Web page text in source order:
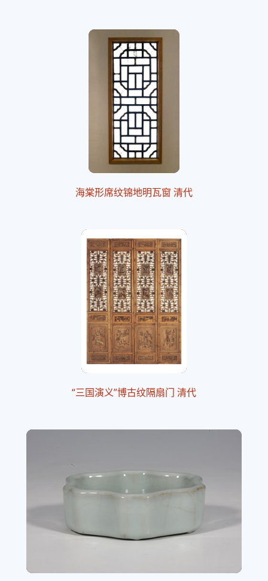
海棠形席纹锦地明瓦窗 清代
“三国演义”博古纹隔扇门 清代